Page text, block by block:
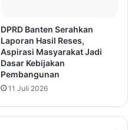
DPRD Banten Serahkan
Laporan Hasil Reses,
Aspirasi Masyarakat Jadi
Dasar Kebijakan
Pembangunan
11 Juli 2026